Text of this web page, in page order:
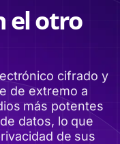
el otro
cifrado y
de extremo a
más potentes
datos, lo que
de sus